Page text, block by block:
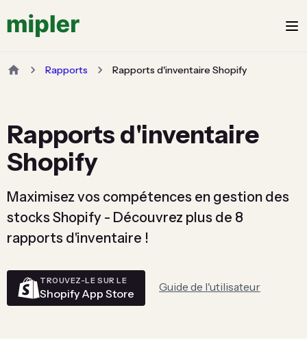
Rapports Rapports d'inventaire Shopify
Rapports d'inventaire
Shopify
Maximisez vos compétences en gestion des
stocks Shopify - Découvrez plus de 8
rapports d'inventaire !
TROUVEZ-LE SUR LE
Shopify App Store Guide de l'utilisateur